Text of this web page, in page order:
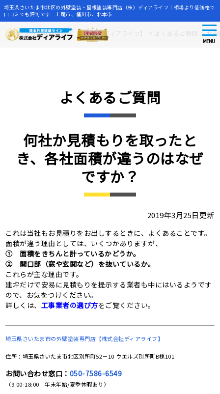
Skip
to
埼玉県さいたま市北区の外壁塗装・屋根塗装専門店（株）ディアライフ｜相場より低価格で
口コミでも評判です 上尾市、桶川市、北本市
MENU
さいたま市の外壁塗装店【株式会社ディアライフ】 よくあるご質問 >お
よくあるご質問
何社か見積もりを取ったと
き、各社面積が違うのはなぜ
ですか？
2019年3月25日更新
これは当社もお見積りをお出しするときに、よくあることです。
面積が違う理由としては、いくつかありますが、
① 面積をきちんと計っているかどうか。
② 開口部（窓や玄関など）を抜いているか。
これらが主な理由です。
建坪だけで安易に見積もりを提示する業者も中にはいるようです
ので、お気をつけください。
詳しくは、 工事業者の選び方をご覧ください。
埼玉県さいたま市の外壁塗装専門店【株式会社ディアライフ】
住所：埼玉県さいたま市北区別所町52－10 ウエルズ別所町B棟101
お問い合わせ窓口： 050-7586-6549
（9:00-18:00 年末年始/夏季休暇あり）